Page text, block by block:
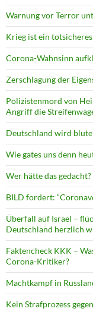
Warnung vor Terror
Krieg ist ein
Corona-Wahnsinn
Zerschlagung der
Polizistenmord von
Angriff die
Deutschland wird
Wie gates uns denn
Wer hätte das
BILD fordert:
Überfall auf Israel –
Deutschland herzlich
Faktencheck KKK –
Corona-Kritiker?
Machtkampf in
Kein Strafprozess